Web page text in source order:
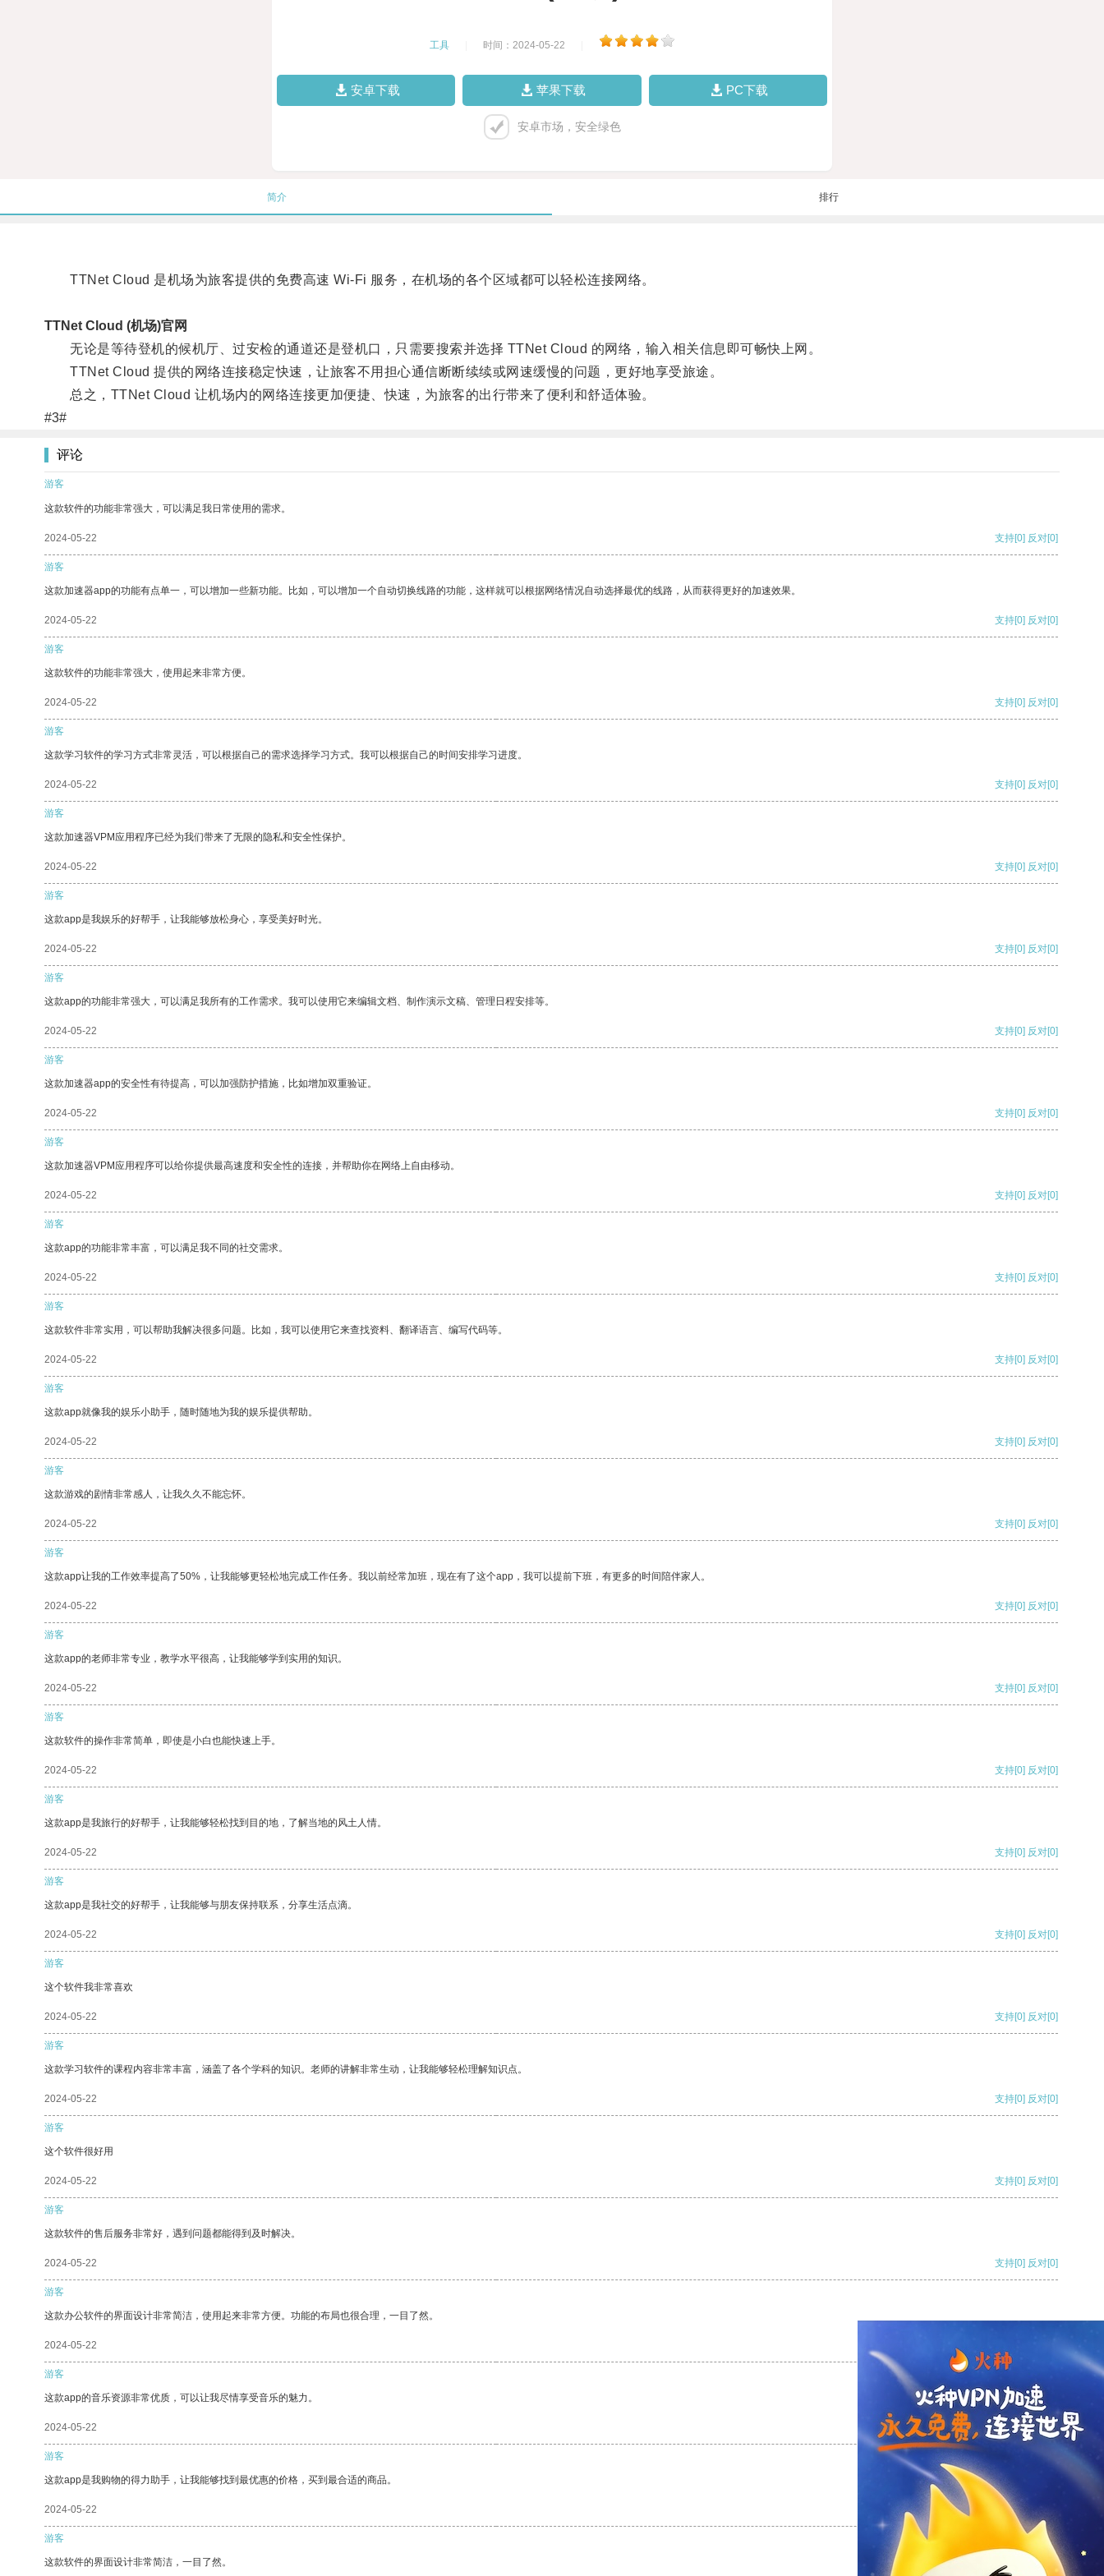
工具 时间：2024-05-22
安卓下载 苹果下载 PC下载
安卓市场，安全绿色
简介 排行
TTNet Cloud 是机场为旅客提供的免费高速 Wi-Fi 服务，在机场的各个区域都可以轻松连接网络。
TTNet Cloud (机场)官网
无论是等待登机的候机厅、过安检的通道还是登机口，只需要搜索并选择 TTNet Cloud 的网络，输入相关信息即可畅快上网。
TTNet Cloud 提供的网络连接稳定快速，让旅客不用担心通信断断续续或网速缓慢的问题，更好地享受旅途。
总之，TTNet Cloud 让机场内的网络连接更加便捷、快速，为旅客的出行带来了便利和舒适体验。
#3#
评论
游客
这款软件的功能非常强大，可以满足我日常使用的需求。
2024-05-22 支持[0] 反对[0]
游客
这款加速器app的功能有点单一，可以增加一些新功能。比如，可以增加一个自动切换线路的功能，这样就可以根据网络情况自动选择最优的线路，从而获得更好的加速效果。
2024-05-22 支持[0] 反对[0]
游客
这款软件的功能非常强大，使用起来非常方便。
2024-05-22 支持[0] 反对[0]
游客
这款学习软件的学习方式非常灵活，可以根据自己的需求选择学习方式。我可以根据自己的时间安排学习进度。
2024-05-22 支持[0] 反对[0]
游客
这款加速器VPM应用程序已经为我们带来了无限的隐私和安全性保护。
2024-05-22 支持[0] 反对[0]
游客
这款app是我娱乐的好帮手，让我能够放松身心，享受美好时光。
2024-05-22 支持[0] 反对[0]
游客
这款app的功能非常强大，可以满足我所有的工作需求。我可以使用它来编辑文档、制作演示文稿、管理日程安排等。
2024-05-22 支持[0] 反对[0]
游客
这款加速器app的安全性有待提高，可以加强防护措施，比如增加双重验证。
2024-05-22 支持[0] 反对[0]
游客
这款加速器VPM应用程序可以给你提供最高速度和安全性的连接，并帮助你在网络上自由移动。
2024-05-22 支持[0] 反对[0]
游客
这款app的功能非常丰富，可以满足我不同的社交需求。
2024-05-22 支持[0] 反对[0]
游客
这款软件非常实用，可以帮助我解决很多问题。比如，我可以使用它来查找资料、翻译语言、编写代码等。
2024-05-22 支持[0] 反对[0]
游客
这款app就像我的娱乐小助手，随时随地为我的娱乐提供帮助。
2024-05-22 支持[0] 反对[0]
游客
这款游戏的剧情非常感人，让我久久不能忘怀。
2024-05-22 支持[0] 反对[0]
游客
这款app让我的工作效率提高了50%，让我能够更轻松地完成工作任务。我以前经常加班，现在有了这个app，我可以提前下班，有更多的时间陪伴家人。
2024-05-22 支持[0] 反对[0]
游客
这款app的老师非常专业，教学水平很高，让我能够学到实用的知识。
2024-05-22 支持[0] 反对[0]
游客
这款软件的操作非常简单，即使是小白也能快速上手。
2024-05-22 支持[0] 反对[0]
游客
这款app是我旅行的好帮手，让我能够轻松找到目的地，了解当地的风土人情。
2024-05-22 支持[0] 反对[0]
游客
这款app是我社交的好帮手，让我能够与朋友保持联系，分享生活点滴。
2024-05-22 支持[0] 反对[0]
游客
这个软件我非常喜欢
2024-05-22 支持[0] 反对[0]
游客
这款学习软件的课程内容非常丰富，涵盖了各个学科的知识。老师的讲解非常生动，让我能够轻松理解知识点。
2024-05-22 支持[0] 反对[0]
游客
这个软件很好用
2024-05-22 支持[0] 反对[0]
游客
这款软件的售后服务非常好，遇到问题都能得到及时解决。
2024-05-22 支持[0] 反对[0]
游客
这款办公软件的界面设计非常简洁，使用起来非常方便。功能的布局也很合理，一目了然。
2024-05-22
游客
这款app的音乐资源非常优质，可以让我尽情享受音乐的魅力。
2024-05-22 支持 [0] 反对[0]
游客
这款app是我购物的得力助手，让我能够找到最优惠的价格，买到最合适的商品。
2024-05-22 支持[0] 反对
游客
这款软件的界面设计非常简洁，一目了然。